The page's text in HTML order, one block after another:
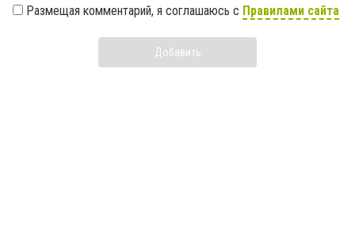
Размещая комментарий, я соглашаюсь с Правилами сайта
Добавить